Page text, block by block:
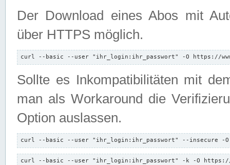
Der Download eines Abos mit
über HTTPS möglich.
curl --basic --user "ihr_login:ihr_passwort" -O https://
Sollte es Inkompatibilitäten mit
man als Workaround die
Option auslassen.
curl --basic --user "ihr_login:ihr_passwort" --insecure -
curl --basic --user "ihr_login:ihr_passwort" -k -O https://